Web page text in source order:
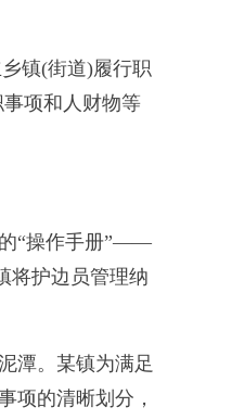
镇(街道)履行职
项和人财物等
“操作手册”——
将护边员管理纳
潭。某镇为满足
项的清晰划分，